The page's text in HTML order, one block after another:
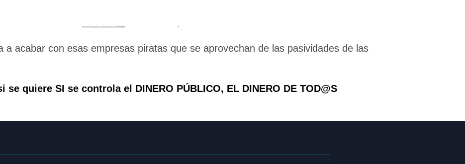
a acabar con esas empresas piratas que se aprovechan de las pasividades de las
quiere SI se controla el DINERO PÚBLICO, EL DINERO DE TOD@S